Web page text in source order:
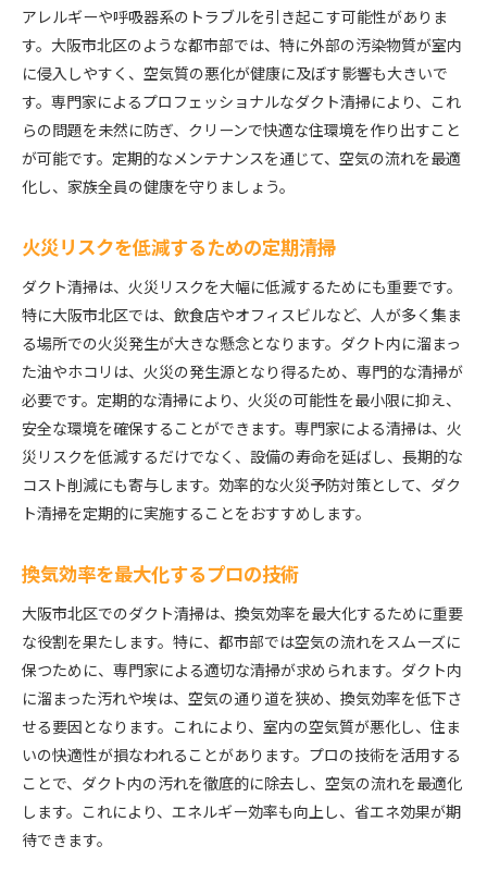
過去の事例から学ぶトラブル予防策
定期点検で可能性を抑える方法
快適な空気循環を実現大阪市北区でのダクトメンテナ
ンス
最適な通気を確保する清掃技術
ダクトメンテナンスの基礎知識
トラブル発生前の対策案
プロの技術がもたらす安心感
時間と労力を削減する効率性
専門知識による精密な点検
長期的なコスト削減への貢献
地域密着型サービスの信頼性
イント
初期段階での問題発見の方法
トラブルを防ぐ清掃頻度の設定
具体的なトラブル事例とその対策
定期的な情報共有の重要性
住まいの維持管理としての清掃
ダクト清掃がもたらす大阪市北区での生活の質向上
清掃による快適な住環境の実現
アレルギーや呼吸器系のトラブルを引き起こす可能性がありま
す。大阪市北区のような都市部では、特に外部の汚染物質が室内
に侵入しやすく、空気質の悪化が健康に及ぼす影響も大きいで
す。専門家によるプロフェッショナルなダクト清掃により、これ
らの問題を未然に防ぎ、クリーンで快適な住環境を作り出すこと
が可能です。定期的なメンテナンスを通じて、空気の流れを最適
化し、家族全員の健康を守りましょう。
火災リスクを低減するための定期清掃
ダクト清掃は、火災リスクを大幅に低減するためにも重要です。
特に大阪市北区では、飲食店やオフィスビルなど、人が多く集ま
る場所での火災発生が大きな懸念となります。ダクト内に溜まっ
た油やホコリは、火災の発生源となり得るため、専門的な清掃が
必要です。定期的な清掃により、火災の可能性を最小限に抑え、
安全な環境を確保することができます。専門家による清掃は、火
災リスクを低減するだけでなく、設備の寿命を延ばし、長期的な
コスト削減にも寄与します。効率的な火災予防対策として、ダク
ト清掃を定期的に実施することをおすすめします。
換気効率を最大化するプロの技術
大阪市北区でのダクト清掃は、換気効率を最大化するために重要
な役割を果たします。特に、都市部では空気の流れをスムーズに
保つために、専門家による適切な清掃が求められます。ダクト内
に溜まった汚れや埃は、空気の通り道を狭め、換気効率を低下さ
せる要因となります。これにより、室内の空気質が悪化し、住ま
いの快適性が損なわれることがあります。プロの技術を活用する
ことで、ダクト内の汚れを徹底的に除去し、空気の流れを最適化
します。これにより、エネルギー効率も向上し、省エネ効果が期
待できます。